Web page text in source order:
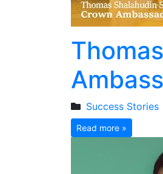
Success Stories
Read more »